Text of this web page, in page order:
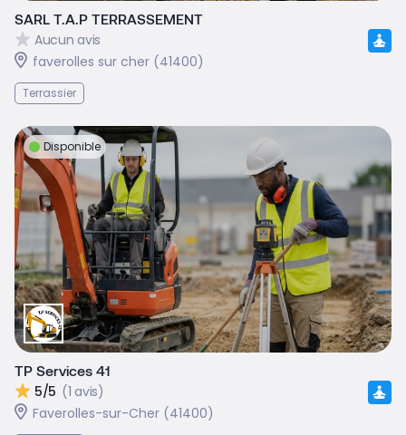
SARL T.A.P TERRASSEMENT
Aucun avis
faverolles sur cher (41400)
Terrassier
Disponible
TP Services 41
5/5 (1 avis)
Faverolles-sur-Cher (41400)